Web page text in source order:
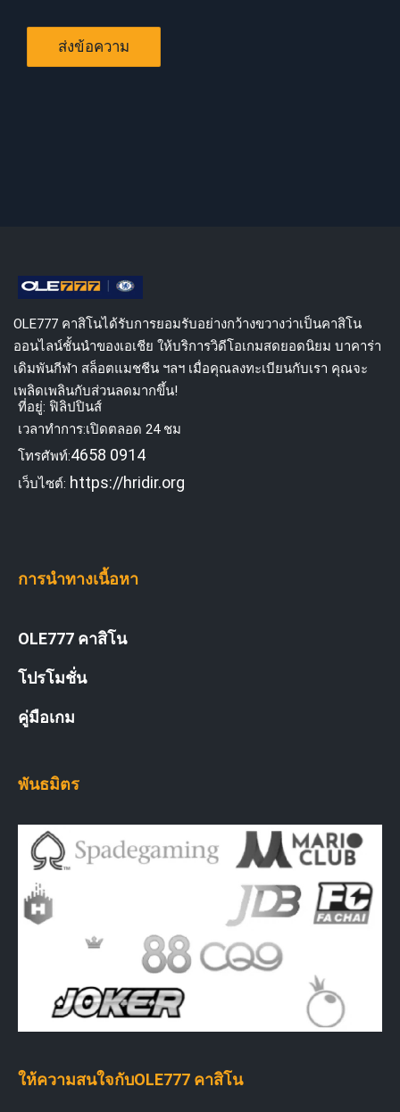
OLE777 คาสิโนได้รับการยอมรับอย่างกว้างขวางว่าเป็นคาสิโน
ออนไลน์ชั้นนำของเอเชีย ให้บริการวิดีโอเกมสดยอดนิยม บาคาร่า
เดิมพันกีฬา สล็อตแมชชีน ฯลฯ เมื่อคุณลงทะเบียนกับเรา คุณจะ
เพลิดเพลินกับส่วนลดมากขึ้น!
ที่อยู่: ฟิลิปปินส์
เวลาทำการ:เปิดตลอด 24 ชม
โทรศัพท์:4658 0914
เว็บไซต์: https://hridir.org
การนำทางเนื้อหา
OLE777 คาสิโน
โปรโมชั่น
คู่มือเกม
พันธมิตร
ให้ความสนใจกับOLE777 คาสิโน